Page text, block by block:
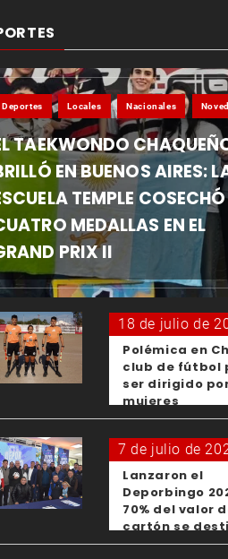
Deportes Locales Nacionales
TAEKWONDO
EN BUENOS AIRES:
TEMPLE COSECHÓ
MEDALLAS EN EL
PRIX II
18 de julio de
Polémica en
club de fútbol
ser dirigido
mujeres
7 de julio de
Lanzaron el
Deporbingo
70% del valor
cartón se
para los